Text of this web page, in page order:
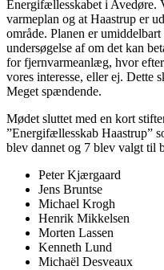
Energifællesskabet i Avedøre.
varmeplan og at Haastrup er
område. Planen er
undersøgelse af om det kan
for fjernvarmeanlæg, hvor
vores interesse, eller ej. Dette
Meget spændende.
Mødet sluttet med en kort
”Energifællesskab Haastrup”
blev dannet og 7 blev valgt til
Peter Kjærgaard
Jens Bruntse
Michael Krogh
Henrik Mikkelsen
Morten Lassen
Kenneth Lund
Michaël Desveaux